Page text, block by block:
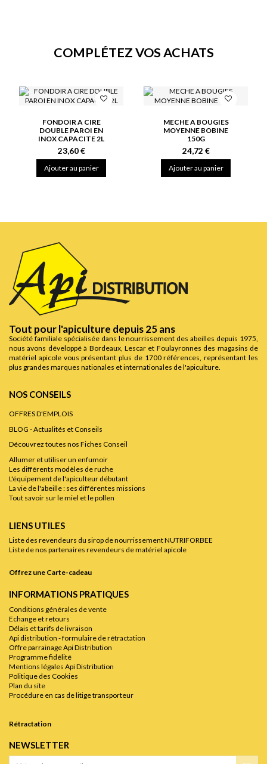
COMPLÉTEZ VOS ACHATS
FONDOIR A CIRE
DOUBLE PAROI EN
INOX CAPACITE 2L
23,60 €
Ajouter au panier
MECHE A BOUGIES
MOYENNE BOBINE
150G
24,72 €
Ajouter au panier
Tout pour l'apiculture depuis 25 ans
Société familiale spécialisée dans le nourrissement des abeilles depuis 1975,
nous avons développé à Bordeaux, Lescar et Foulayronnes des magasins de
matériel apicole vous présentant plus de 1700 références, représentant les
plus grandes marques nationales et internationales de l'apiculture.
NOS CONSEILS
OFFRES D'EMPLOIS
BLOG - Actualités et Conseils
Découvrez toutes nos Fiches Conseil
Allumer et utiliser un enfumoir
Les différents modèles de ruche
L'équipement de l'apiculteur débutant
La vie de l'abeille : ses différentes missions
Tout savoir sur le miel et le pollen
LIENS UTILES
Liste des revendeurs du sirop de nourrissement NUTRIFORBEE
Liste de nos partenaires revendeurs de matériel apicole
Offrez une Carte-cadeau
INFORMATIONS PRATIQUES
Conditions générales de vente
Echange et retours
Délais et tarifs de livraison
Api distribution - formulaire de rétractation
Offre parrainage Api Distribution
Programme fidélité
Mentions légales Api Distribution
Politique des Cookies
Plan du site
Procédure en cas de litige transporteur
Rétractation
NEWSLETTER